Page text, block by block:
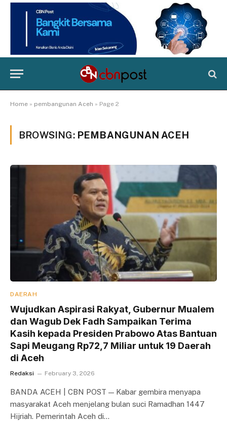
Home » pembangunan Aceh » Page 2
BROWSING: PEMBANGUNAN ACEH
DAERAH
Wujudkan Aspirasi Rakyat, Gubernur Mualem
dan Wagub Dek Fadh Sampaikan Terima
Kasih kepada Presiden Prabowo Atas Bantuan
Sapi Meugang Rp72,7 Miliar untuk 19 Daerah
di Aceh
Redaksi February 3, 2026
BANDA ACEH | CBN POST — Kabar gembira menyapa
masyarakat Aceh menjelang bulan suci Ramadhan 1447
Hijriah. Pemerintah Aceh di…